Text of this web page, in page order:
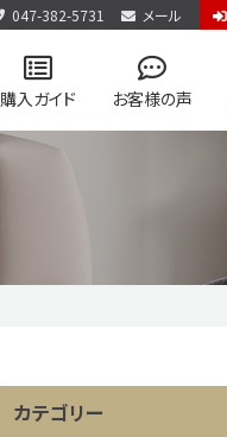
047-382-5731 メール
購入ガイド お客様の声
個人情報保護方針
カテゴリー